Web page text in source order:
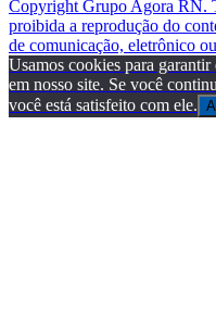
Copyright Grupo Agora RN.
proibida a reprodução do
de comunicação, eletrônico
Usamos cookies para
em nosso site. Se você
você está satisfeito com ele.